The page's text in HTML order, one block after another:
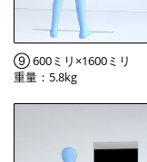
⑨ 600ミリ×1600ミリ
重量：5.8kg